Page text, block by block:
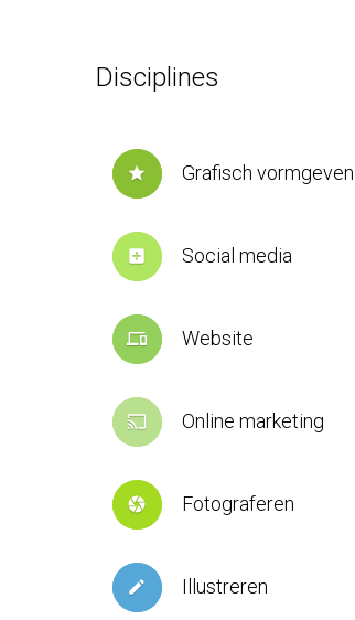
Disciplines
star Grafisch vormgeven
add_box Social media
devices Website
cast Online marketing
camera Fotograferen
create Illustreren